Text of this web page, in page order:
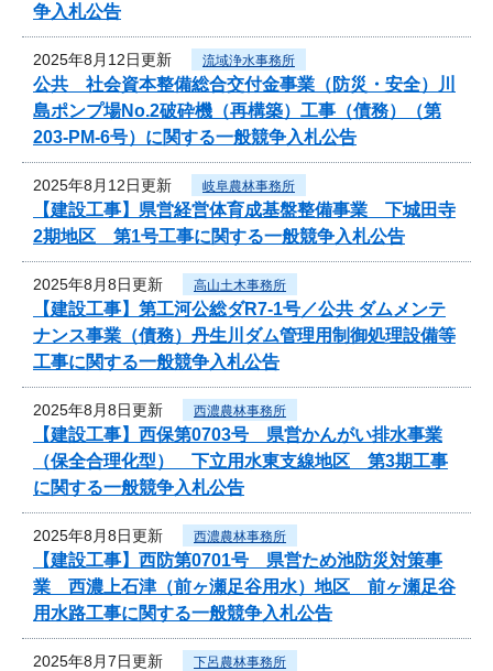
争入札公告
2025年8月12日更新 流域浄水事務所
公共 社会資本整備総合交付金事業（防災・安全）川
島ポンプ場No.2破砕機（再構築）工事（債務）（第
203-PM-6号）に関する一般競争入札公告
2025年8月12日更新 岐阜農林事務所
【建設工事】県営経営体育成基盤整備事業 下城田寺
2期地区 第1号工事に関する一般競争入札公告
2025年8月8日更新 高山土木事務所
【建設工事】第工河公総ダR7-1号／公共 ダムメンテ
ナンス事業（債務）丹生川ダム管理用制御処理設備等
工事に関する一般競争入札公告
2025年8月8日更新 西濃農林事務所
【建設工事】西保第0703号 県営かんがい排水事業
（保全合理化型） 下立用水東支線地区 第3期工事
に関する一般競争入札公告
2025年8月8日更新 西濃農林事務所
【建設工事】西防第0701号 県営ため池防災対策事
業 西濃上石津（前ヶ瀬足谷用水）地区 前ヶ瀬足谷
用水路工事に関する一般競争入札公告
2025年8月7日更新 下呂農林事務所